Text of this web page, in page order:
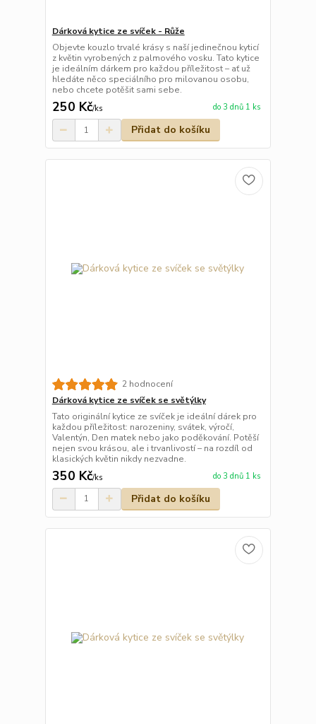
Dárková kytice ze svíček - Růže
Objevte kouzlo trvalé krásy s naší jedinečnou kyticí
z květin vyrobených z palmového vosku. Tato kytice
je ideálním dárkem pro každou příležitost – ať už
hledáte něco speciálního pro milovanou osobu,
nebo chcete potěšit sami sebe.
250 Kč/ks do 3 dnů 1 ks
Přidat do košíku
2 hodnocení
Dárková kytice ze svíček se světýlky
Tato originální kytice ze svíček je ideální dárek pro
každou příležitost: narozeniny, svátek, výročí,
Valentýn, Den matek nebo jako poděkování. Potěší
nejen svou krásou, ale i trvanlivostí – na rozdíl od
klasických květin nikdy nezvadne.
350 Kč/ks do 3 dnů 1 ks
Přidat do košíku